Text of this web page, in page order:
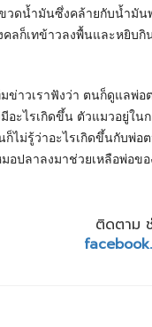
วดน้ำมันซึ่งคล้ายกับน้ำมั
ลก็เทข้าวลงพื้นและหยิบ
ข่าวเราฟังว่า ตนก็ดูแลพ่
อะไรเกิดขึ้น ตัวแมวอยู่ใ
ก็ไม่รู้ว่าอะไรเกิดขึ้นกับพ่
อปลาลงมาช่วยเหลือพ่อข
ติดตาม